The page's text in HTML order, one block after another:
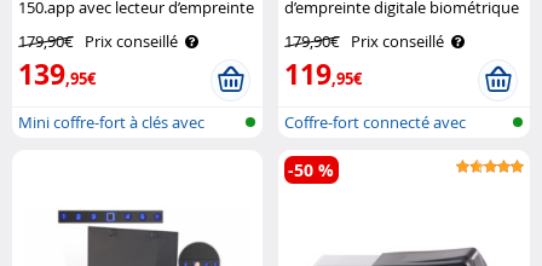
150.app avec lecteur d’empreinte
et 2 transpondeurs XCase
179,90€ Prix conseillé
139,95€
Mini coffre-fort à clés avec
d’empreinte digitale biométrique
179,90€ Prix conseillé
119,95€
Coffre-fort connecté avec
reconnais..
-50 %